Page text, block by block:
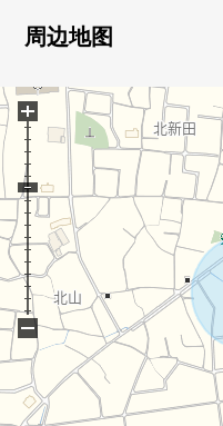
・有停车场2台分(出自车
▼房间的特徴
・有许多房间数量的6LDK
・在约12张塌塌米朝南
・两个日式房间有房间以
・西式房间到5.5张塌塌
・漂亮地使用室内
▼设备
・有约5.4张塌塌米厨房
・在浴室，换气有窗的良
・收纳丰富，容易使用的
周边地图
+
−